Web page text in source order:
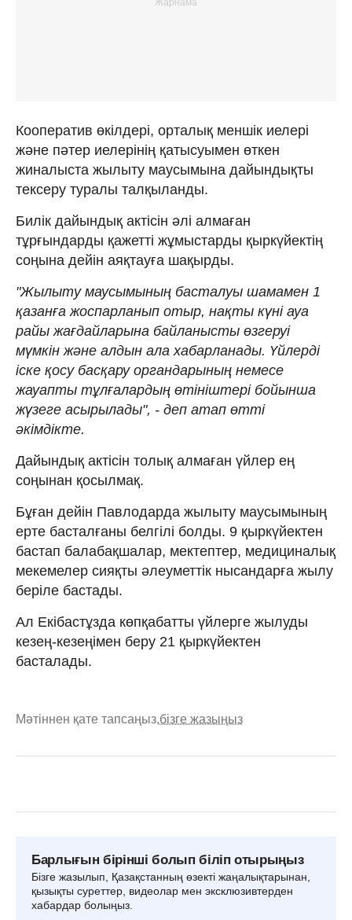
Кооператив өкілдері, орталық меншік иелері
және пәтер иелерінің қатысуымен өткен
жиналыста жылыту маусымына дайындықты
тексеру туралы талқыланды.
Билік дайындық актісін әлі алмаған
тұрғындарды қажетті жұмыстарды қыркүйектің
соңына дейін аяқтауға шақырды.
"Жылыту маусымының басталуы шамамен 1
қазанға жоспарланып отыр, нақты күні ауа
райы жағдайларына байланысты өзгеруі
мүмкін және алдын ала хабарланады. Үйлерді
іске қосу басқару органдарының немесе
жауапты тұлғалардың өтініштері бойынша
жүзеге асырылады", - деп атап өтті
әкімдікте.
Дайындық актісін толық алмаған үйлер ең
соңынан қосылмақ.
Бұған дейін Павлодарда жылыту маусымының
ерте басталғаны белгілі болды. 9 қыркүйектен
бастап балабақшалар, мектептер, медициналық
мекемелер сияқты әлеуметтік нысандарға жылу
беріле бастады.
Ал Екібастұзда көпқабатты үйлерге жылуды
кезең-кезеңімен беру 21 қыркүйектен
басталады.
Мәтіннен қате тапсаңыз,бізге жазыңыз
Барлығын бірінші болып біліп отырыңыз
Бізге жазылып, Қазақстанның өзекті жаңалықтарынан,
қызықты суреттер, видеолар мен эксклюзивтерден
хабардар болыңыз.